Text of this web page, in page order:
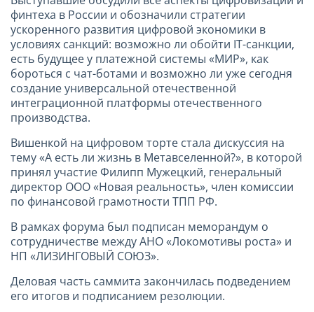
финтеха в России и обозначили стратегии
ускоренного развития цифровой экономики в
условиях санкций: возможно ли обойти IT-санкции,
есть будущее у платежной системы «МИР», как
бороться с чат-ботами и возможно ли уже сегодня
создание универсальной отечественной
интеграционной платформы отечественного
производства.
Вишенкой на цифровом торте стала дискуссия на
тему «А есть ли жизнь в Метавселенной?», в которой
принял участие Филипп Мужецкий, генеральный
директор ООО «Новая реальность», член комиссии
по финансовой грамотности ТПП РФ.
В рамках форума был подписан меморандум о
сотрудничестве между АНО «Локомотивы роста» и
НП «ЛИЗИНГОВЫЙ СОЮЗ».
Деловая часть саммита закончилась подведением
его итогов и подписанием резолюции.